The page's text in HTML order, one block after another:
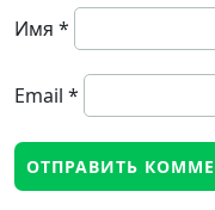
Имя *
Email *